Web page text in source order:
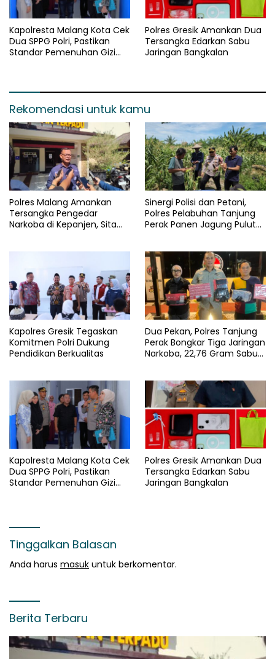
Kapolresta Malang Kota Cek
Dua SPPG Polri, Pastikan
Standar Pemenuhan Gizi
Polres Gresik Amankan Dua
Tersangka Edarkan Sabu
Jaringan Bangkalan
Rekomendasi untuk kamu
Polres Malang Amankan
Tersangka Pengedar
Narkoba di Kepanjen, Sita
Sinergi Polisi dan Petani,
Polres Pelabuhan Tanjung
Perak Panen Jagung Pulut
Kapolres Gresik Tegaskan
Komitmen Polri Dukung
Pendidikan Berkualitas
Dua Pekan, Polres Tanjung
Perak Bongkar Tiga Jaringan
Narkoba, 22,76 Gram Sabu
Kapolresta Malang Kota Cek
Dua SPPG Polri, Pastikan
Standar Pemenuhan Gizi
Polres Gresik Amankan Dua
Tersangka Edarkan Sabu
Jaringan Bangkalan
Tinggalkan Balasan
Anda harus masuk untuk berkomentar.
Berita Terbaru